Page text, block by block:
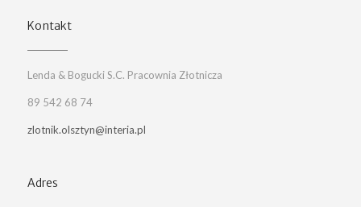
Kontakt
Lenda & Bogucki S.C. Pracownia Złotnicza
89 542 68 74
zlotnik.olsztyn@interia.pl
Adres